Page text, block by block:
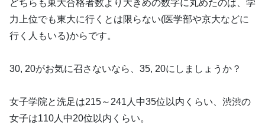
どちらも東大合格者数より大きめの数字に丸めたのは、学
力上位でも東大に行くとは限らない(医学部や京大などに
行く人もいる)からです。
30, 20がお気に召さないなら、35, 20にしましょうか？
女子学院と洗足は215～241人中35位以内くらい、渋渋の
女子は110人中20位以内くらい。